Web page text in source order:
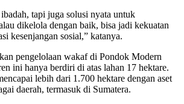
tapi juga solusi nyata untuk
dikelola dengan baik, bisa jadi kekuatan
kesenjangan sosial,” katanya.
pengelolaan wakaf di Pondok Modern
ini hanya berdiri di atas lahan 17 hektare.
lebih dari 1.700 hektare dengan aset
daerah, termasuk di Sumatera.